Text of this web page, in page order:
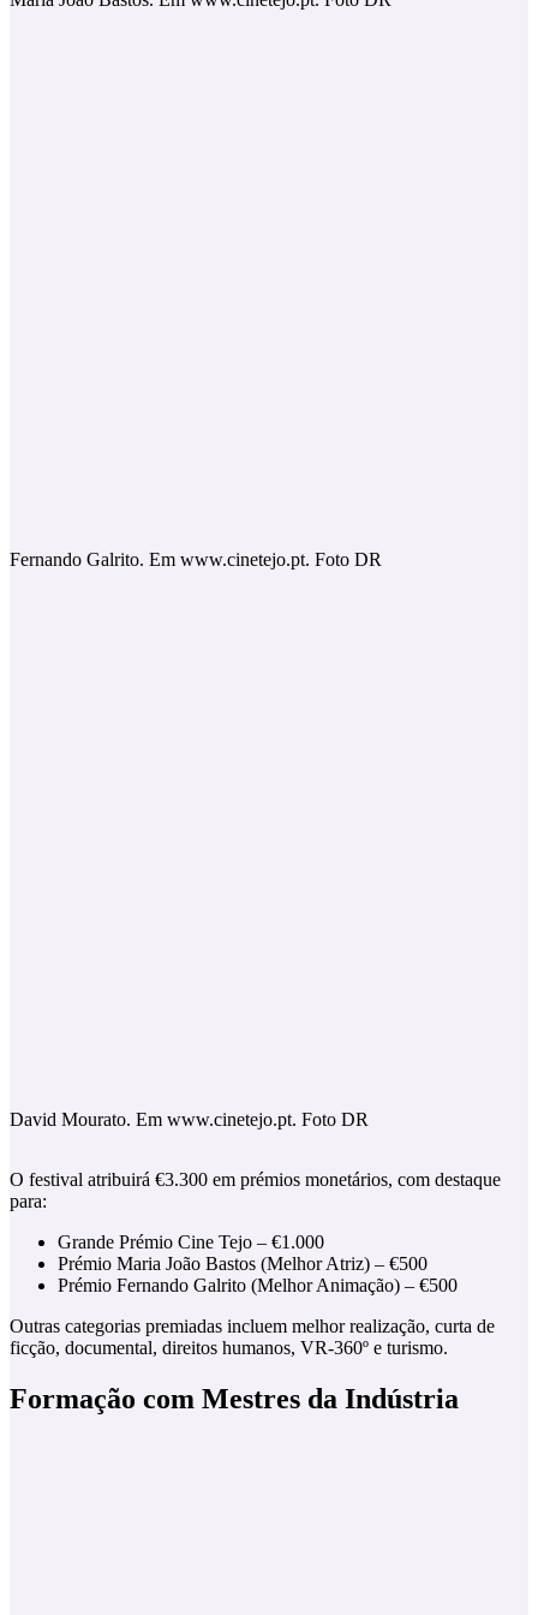
Fernando Galrito. Em www.cinetejo.pt. Foto DR
David Mourato. Em www.cinetejo.pt. Foto DR
O festival atribuirá €3.300 em prémios monetários, com destaque
para:
Grande Prémio Cine Tejo – €1.000
Prémio Maria João Bastos (Melhor Atriz) – €500
Prémio Fernando Galrito (Melhor Animação) – €500
Outras categorias premiadas incluem melhor realização, curta de
ficção, documental, direitos humanos, VR-360º e turismo.
Formação com Mestres da Indústria